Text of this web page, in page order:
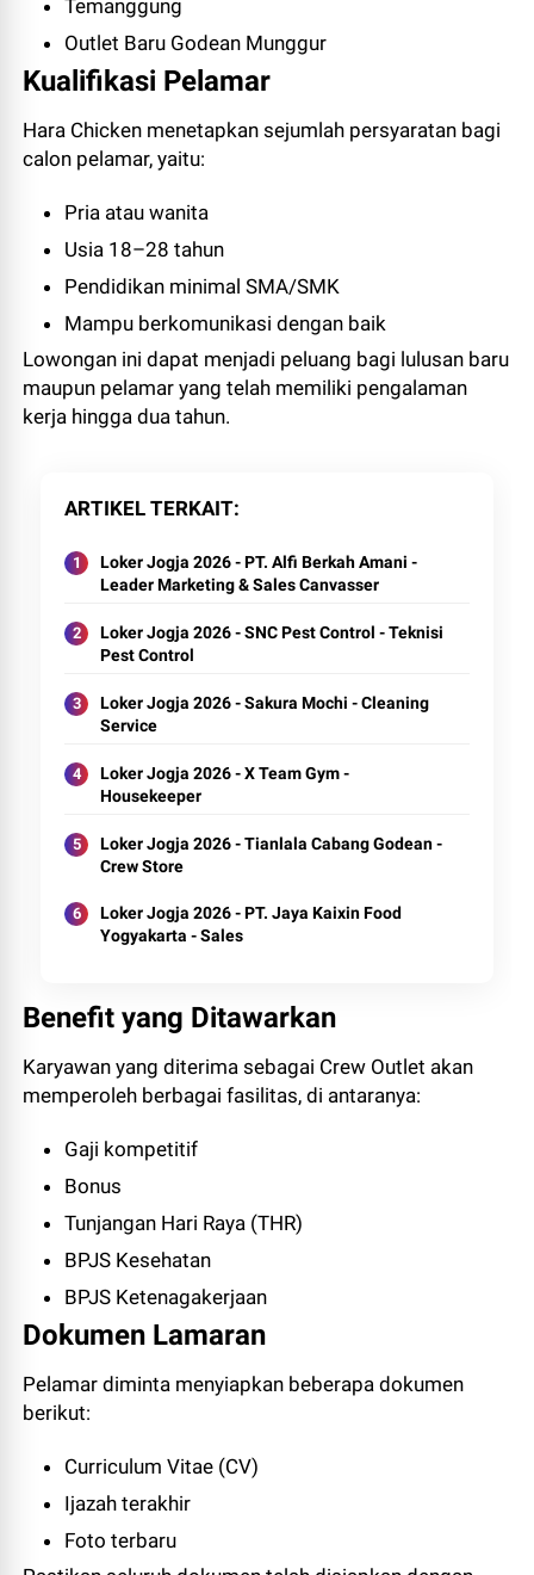
Temanggung
Outlet Baru Godean Munggur
Kualifikasi Pelamar
Hara Chicken menetapkan sejumlah persyaratan bagi
calon pelamar, yaitu:
Pria atau wanita
Usia 18–28 tahun
Pendidikan minimal SMA/SMK
Mampu berkomunikasi dengan baik
Lowongan ini dapat menjadi peluang bagi lulusan baru
maupun pelamar yang telah memiliki pengalaman
kerja hingga dua tahun.
ARTIKEL TERKAIT
Loker Jogja 2026 - PT. Alfi Berkah Amani -
Leader Marketing & Sales Canvasser
Loker Jogja 2026 - SNC Pest Control - Teknisi
Pest Control
Loker Jogja 2026 - Sakura Mochi - Cleaning
Service
Loker Jogja 2026 - X Team Gym -
Housekeeper
Loker Jogja 2026 - Tianlala Cabang Godean -
Crew Store
Loker Jogja 2026 - PT. Jaya Kaixin Food
Yogyakarta - Sales
Benefit yang Ditawarkan
Karyawan yang diterima sebagai Crew Outlet akan
memperoleh berbagai fasilitas, di antaranya:
Gaji kompetitif
Bonus
Tunjangan Hari Raya (THR)
BPJS Kesehatan
BPJS Ketenagakerjaan
Dokumen Lamaran
Pelamar diminta menyiapkan beberapa dokumen
berikut:
Curriculum Vitae (CV)
Ijazah terakhir
Foto terbaru